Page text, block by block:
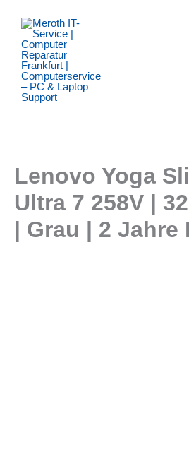
Inhalt
springen
Lenovo Yoga
Ultra 7 258V |
| Grau | 2 Jahre